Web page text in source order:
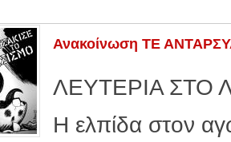
Ανακοίνωση ΤΕ
ΛΕΥΤΕΡΙΑ ΣΤΟ
Η ελπίδα στον